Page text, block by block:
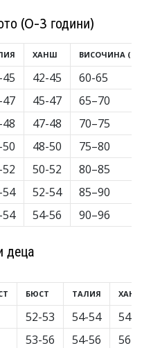
(0-3 години)
47
ХАНШ
42-45
45-47
47-48
48-50
50-52
52-54
54-56
ВИСОЧИНА
60-65
65–70
70–75
75–80
80–85
85–90
90–96
деца
БЮСТ
52-53
53-56
ТАЛИЯ
54-54
54-56
54-
56-